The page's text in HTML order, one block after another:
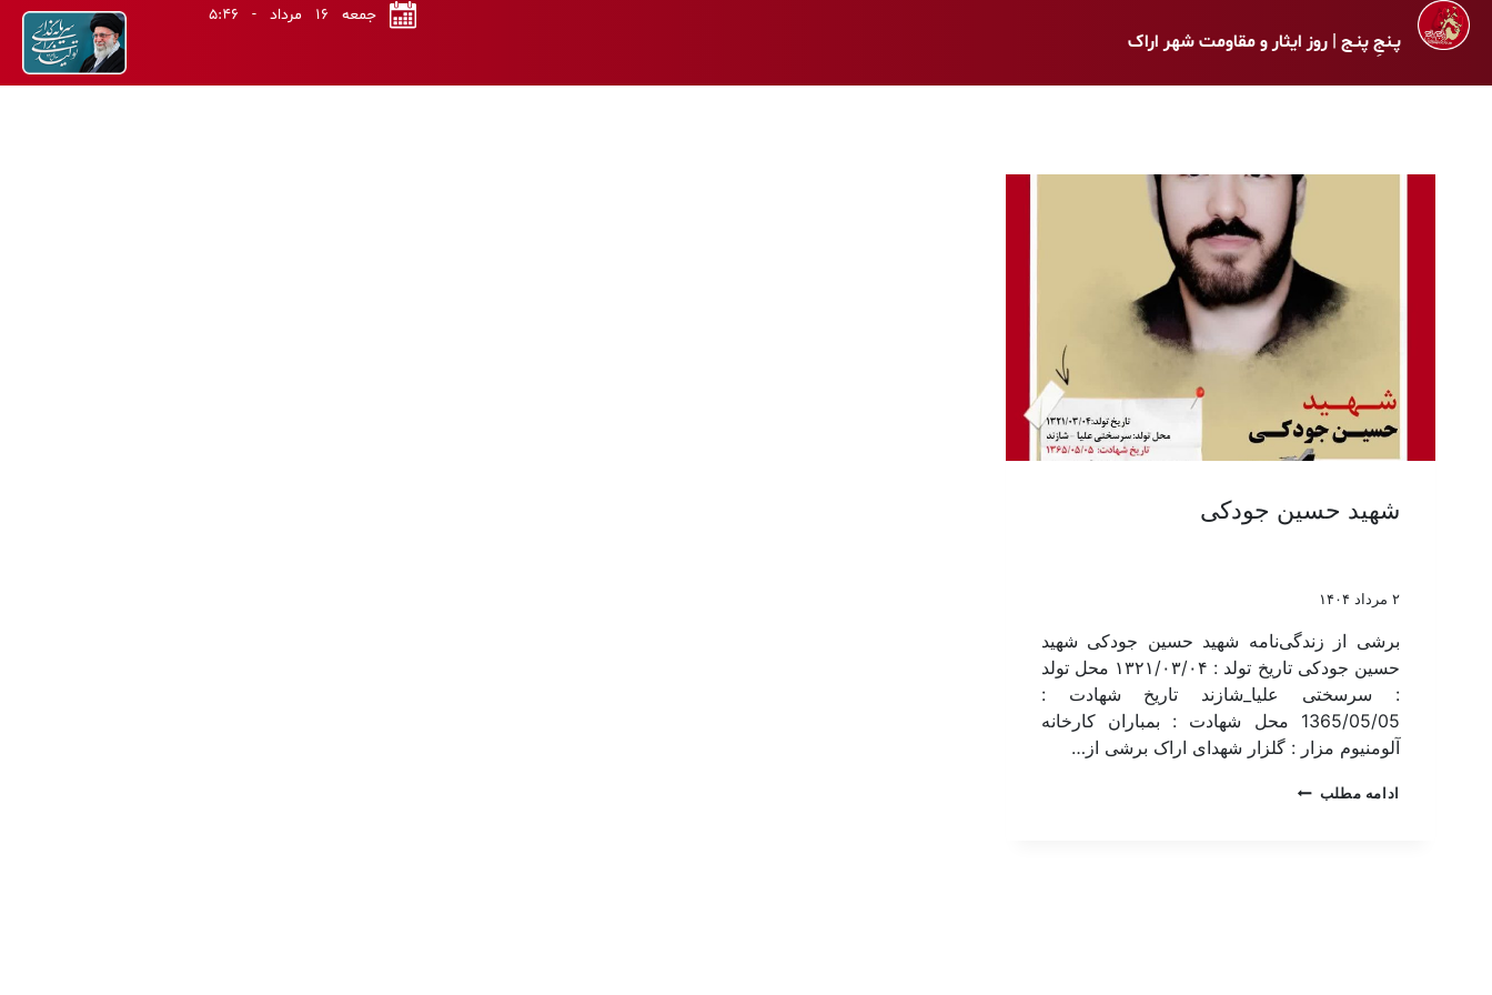
پـنجِ پنـج | روز ایثار و مقاومت شهر اراک
جمعه ۱۶ مرداد - ۵:۴۶
شهید حسین جودکی
۲ مرداد ۱۴۰۴
برشی از زندگی‌نامه شهید حسین جودکی شهید
حسین جودکی تاریخ تولد : ۱۳۲۱/۰۳/۰۴ محل تولد
: سرسختی علیا_شازند تاریخ شهادت :
1365/05/05 محل شهادت : بمباران کارخانه
آلومنیوم مزار : گلزار شهدای اراک برشی از…
ادامه مطلب